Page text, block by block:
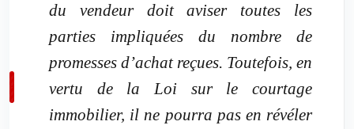
du vendeur doit aviser toutes les
parties impliquées du nombre de
promesses d’achat reçues. Toutefois, en
vertu de la Loi sur le courtage
immobilier, il ne pourra pas en révéler